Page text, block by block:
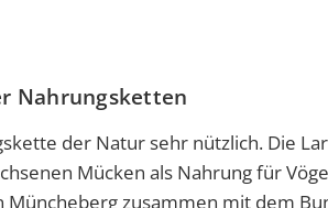
Nahrungsketten
der Natur sehr nützlich. Die
Mücken als Nahrung für
zusammen mit dem